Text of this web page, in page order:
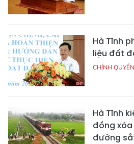
Hà Tĩnh
liệu đất
CHÍNH QUYỀN
Hà Tĩnh
đồng
đường